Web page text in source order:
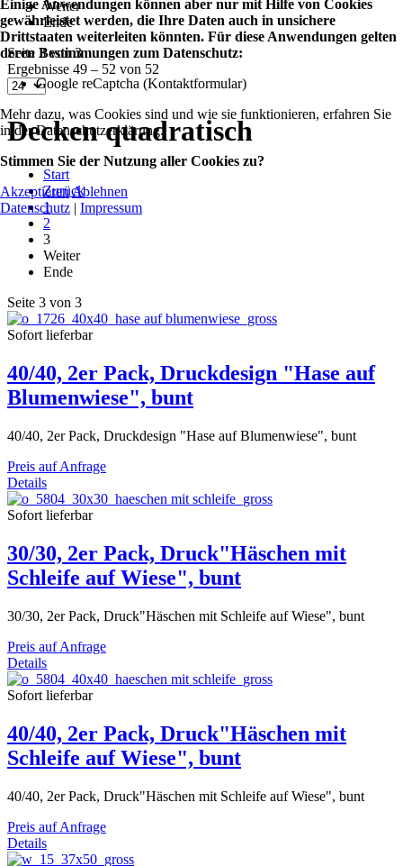
Weiter
Ende
Seite 3 von 3
Ergebnisse 49 – 52 von 52
Decken quadratisch
Start
Zurück
1
2
3
Weiter
Ende
Seite 3 von 3
Sofort lieferbar
40/40, 2er Pack, Druckdesign "Hase auf
Blumenwiese", bunt
40/40, 2er Pack, Druckdesign "Hase auf Blumenwiese", bunt
Preis auf Anfrage
Details
Sofort lieferbar
30/30, 2er Pack, Druck"Häschen mit
Schleife auf Wiese", bunt
30/30, 2er Pack, Druck"Häschen mit Schleife auf Wiese", bunt
Preis auf Anfrage
Details
Sofort lieferbar
40/40, 2er Pack, Druck"Häschen mit
Schleife auf Wiese", bunt
40/40, 2er Pack, Druck"Häschen mit Schleife auf Wiese", bunt
Preis auf Anfrage
Details
Einige Anwendungen können aber nur mit Hilfe von Cookies
gewährleistet werden, die Ihre Daten auch in unsichere
Drittstaaten weiterleiten könnten. Für diese Anwendungen gelten
deren Bestimmungen zum Datenschutz:
Google reCaptcha (Kontaktformular)
Mehr dazu, was Cookies sind und wie sie funktionieren, erfahren Sie
in der Datenschutzerklärung.
Stimmen Sie der Nutzung aller Cookies zu?
AkzeptierenAblehnen
Datenschutz | Impressum